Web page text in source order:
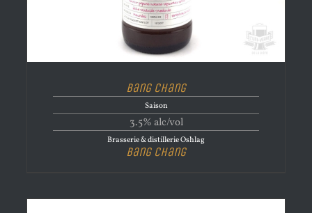
Bang Chang
Saison
3.5% alc/vol
Brasserie & distillerie Oshlag
Bang Chang